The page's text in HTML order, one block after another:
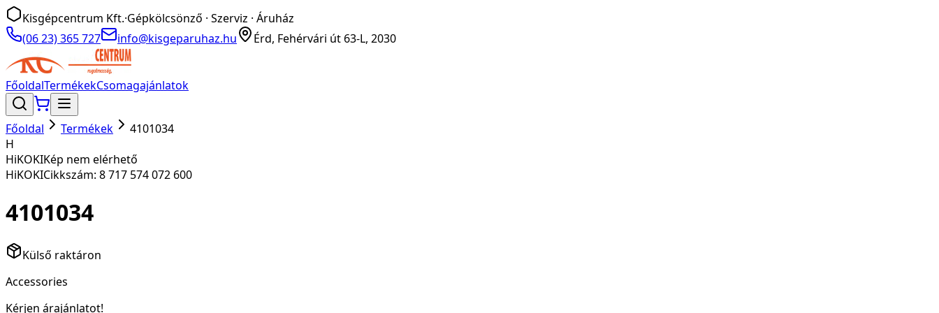
Kisgépcentrum Kft.·Gépkölcsönző · Szerviz · Áruház
(06 23) 365 727
info@kisgeparuhaz.hu Érd, Fehérvári út 63-L, 2030
FőoldalTermékekCsomagajánlatok
Főoldal Termékek
4101034
H
HiKOKIKép nem elérhető
HiKOKICikkszám: 8 717 574 072 600
4101034
Külső raktáron
Accessories
Kérjen árajánlatot!